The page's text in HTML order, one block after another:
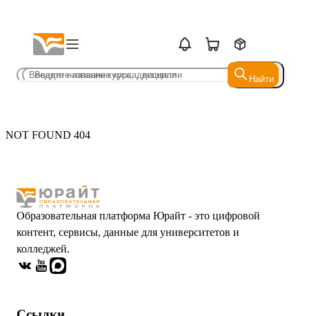
Найти
Найти
NOT FOUND 404
Образовательная платформа Юрайт - это цифровой
контент, сервисы, данные для университетов и
колледжей.